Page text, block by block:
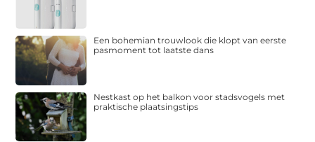
Een bohemian trouwlook die klopt van eerste
pasmoment tot laatste dans
Nestkast op het balkon voor stadsvogels met
praktische plaatsingstips